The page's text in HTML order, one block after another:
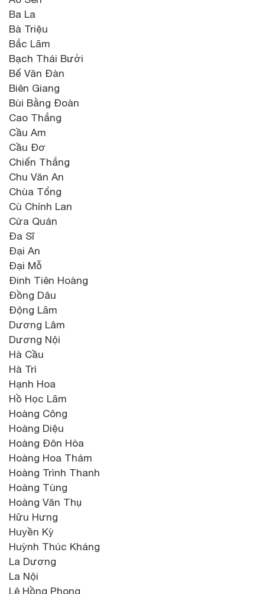
Ba La
Bà Triệu
Bắc Lãm
Bạch Thái Bưởi
Bế Văn Đàn
Biên Giang
Bùi Bằng Đoàn
Cao Thắng
Cầu Am
Cầu Đơ
Chiến Thắng
Chu Văn An
Chùa Tổng
Cù Chính Lan
Cửa Quán
Đa Sĩ
Đại An
Đại Mỗ
Đinh Tiên Hoàng
Đồng Dâu
Động Lãm
Dương Lâm
Dương Nội
Hà Cầu
Hà Trì
Hạnh Hoa
Hồ Học Lãm
Hoàng Công
Hoàng Diệu
Hoàng Đôn Hòa
Hoàng Hoa Thám
Hoàng Trình Thanh
Hoàng Tùng
Hoàng Văn Thụ
Hữu Hưng
Huyền Kỳ
Huỳnh Thúc Kháng
La Dương
La Nội
Lê Hồng Phong